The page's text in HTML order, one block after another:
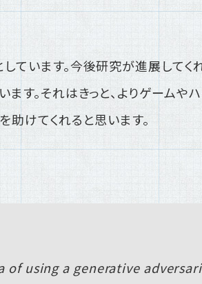
ています。今後研究が進展してく
す。それはきっと、よりゲームや
助けてくれると思います。
of using a generative